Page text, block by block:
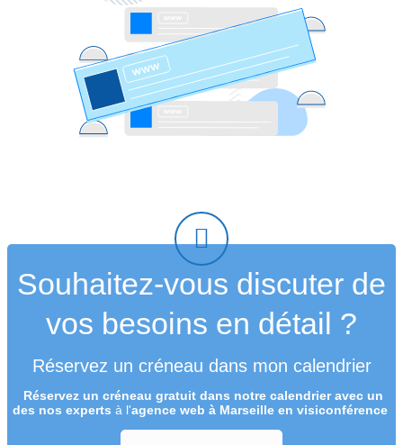
Souhaitez-vous discuter de
vos besoins en détail ?
Réservez un créneau dans mon calendrier
Réservez un créneau gratuit dans notre calendrier avec un
des nos experts à l'agence web à Marseille en visiconférence